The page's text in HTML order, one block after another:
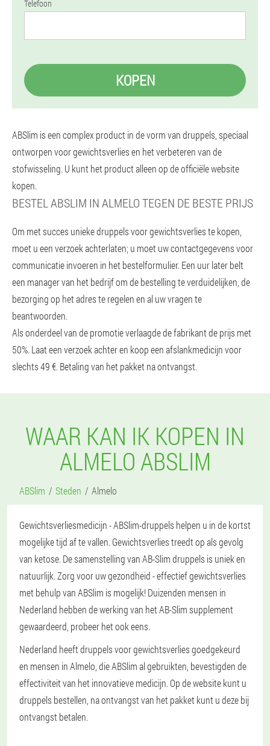
Telefoon
KOPEN
ABSlim is een complex product in de vorm van druppels, speciaal
ontworpen voor gewichtsverlies en het verbeteren van de
stofwisseling. U kunt het product alleen op de officiële website
kopen.
BESTEL ABSLIM IN ALMELO TEGEN DE BESTE PRIJS
Om met succes unieke druppels voor gewichtsverlies te kopen,
moet u een verzoek achterlaten; u moet uw contactgegevens voor
communicatie invoeren in het bestelformulier. Een uur later belt
een manager van het bedrijf om de bestelling te verduidelijken, de
bezorging op het adres te regelen en al uw vragen te
beantwoorden.
Als onderdeel van de promotie verlaagde de fabrikant de prijs met
50%. Laat een verzoek achter en koop een afslankmedicijn voor
slechts 49 €. Betaling van het pakket na ontvangst.
WAAR KAN IK KOPEN IN
ALMELO ABSLIM
ABSlim Steden Almelo
Gewichtsverliesmedicijn - ABSlim-druppels helpen u in de kortst
mogelijke tijd af te vallen. Gewichtsverlies treedt op als gevolg
van ketose. De samenstelling van AB-Slim druppels is uniek en
natuurlijk. Zorg voor uw gezondheid - effectief gewichtsverlies
met behulp van ABSlim is mogelijk! Duizenden mensen in
Nederland hebben de werking van het AB-Slim supplement
gewaardeerd, probeer het ook eens.
Nederland heeft druppels voor gewichtsverlies goedgekeurd
en mensen in Almelo, die ABSlim al gebruikten, bevestigden de
effectiviteit van het innovatieve medicijn. Op de website kunt u
druppels bestellen, na ontvangst van het pakket kunt u deze bij
ontvangst betalen.